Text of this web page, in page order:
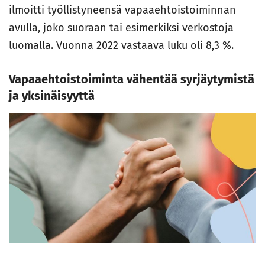
ilmoitti työllistyneensä vapaaehtoistoiminnan
avulla, joko suoraan tai esimerkiksi verkostoja
luomalla. Vuonna 2022 vastaava luku oli 8,3 %.
Vapaaehtoistoiminta vähentää syrjäytymistä
ja yksinäisyyttä